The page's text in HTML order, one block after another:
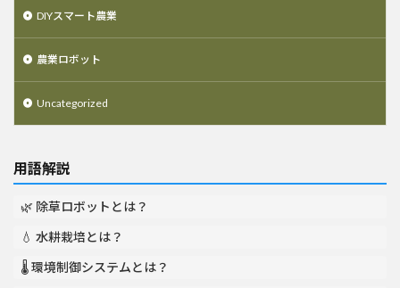
DIYスマート農業
農業ロボット
Uncategorized
用語解説
🌿 除草ロボットとは？
💧 水耕栽培とは？
🌡️ 環境制御システムとは？